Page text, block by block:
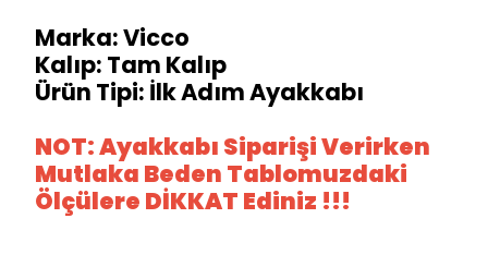
Marka: Vicco
Kalıp: Tam Kalıp
Ürün Tipi: İlk Adım Ayakkabı
NOT: Ayakkabı Siparişi Verirken
Mutlaka Beden Tablomuzdaki
Ölçülere DİKKAT Ediniz !!!